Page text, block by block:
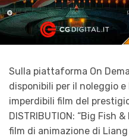
Sulla piattaforma On
disponibili per il noleggio e
imperdibili film del
DISTRIBUTION : “Big Fish &
film di animazione di